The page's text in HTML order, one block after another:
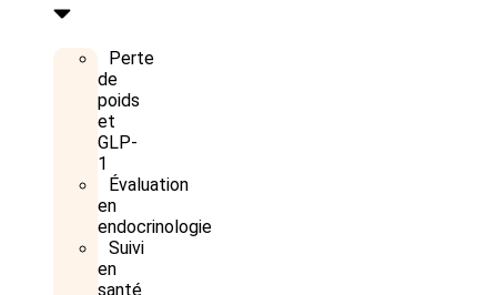
Perte
de
poids
et
GLP-
1
Évaluation
en
endocrinologie
Suivi
en
santé